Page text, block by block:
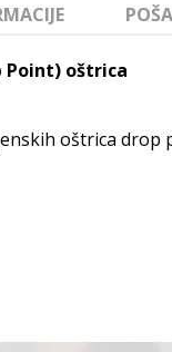
Point) oštrica
oštrica